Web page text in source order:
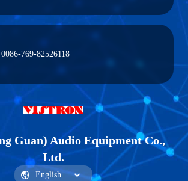
0086-769-82526118
Guan) Audio Equipment Co.,
Ltd.